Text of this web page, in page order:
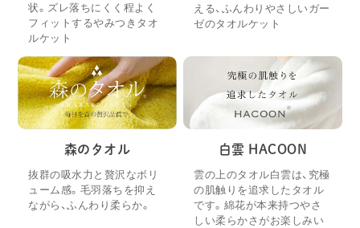
状。ズレ落ちにくく程よく
フィットするやみつきタオ
ルケット
える、ふんわりやさしいガー
ゼのタオルケット
森のタオル
抜群の吸水力と贅沢なボリ
ューム感。毛羽落ちを抑え
ながら、ふんわり柔らか。
白雲 HACOON
雲の上のタオル白雲は、究極
の肌触りを追求したタオル
です。綿花が本来持つやさ
しい柔らかさがお楽しみい